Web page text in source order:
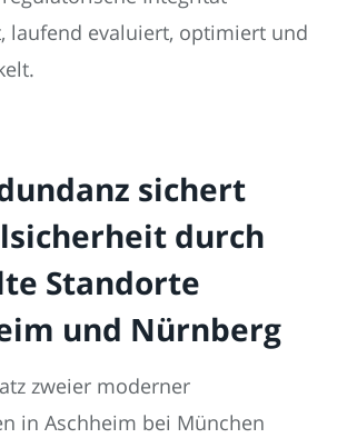
laufend evaluiert, optimiert und
sichert
durch
Standorte
und Nürnberg
zweier moderner
in Aschheim bei München